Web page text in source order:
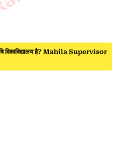
विश्वविद्यालय है? Mahila Supervisor